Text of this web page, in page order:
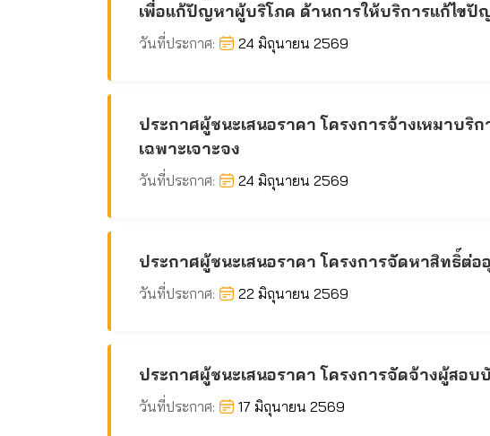
เพื่อแก้ปัญหาผู้บริโภค ด้านการให้บริการแก้ไขปั
วันที่ประกาศ: 24 มิถุนายน 2569
ประกาศผู้ชนะเสนอราคา โครงการจ้างเหมาบ
เฉพาะเจาะจง
วันที่ประกาศ: 24 มิถุนายน 2569
ประกาศผู้ชนะเสนอราคา โครงการจัดหาสิทธิ์ต่
วันที่ประกาศ: 22 มิถุนายน 2569
ประกาศผู้ชนะเสนอราคา โครงการจัดจ้างผู้ส
วันที่ประกาศ: 17 มิถุนายน 2569